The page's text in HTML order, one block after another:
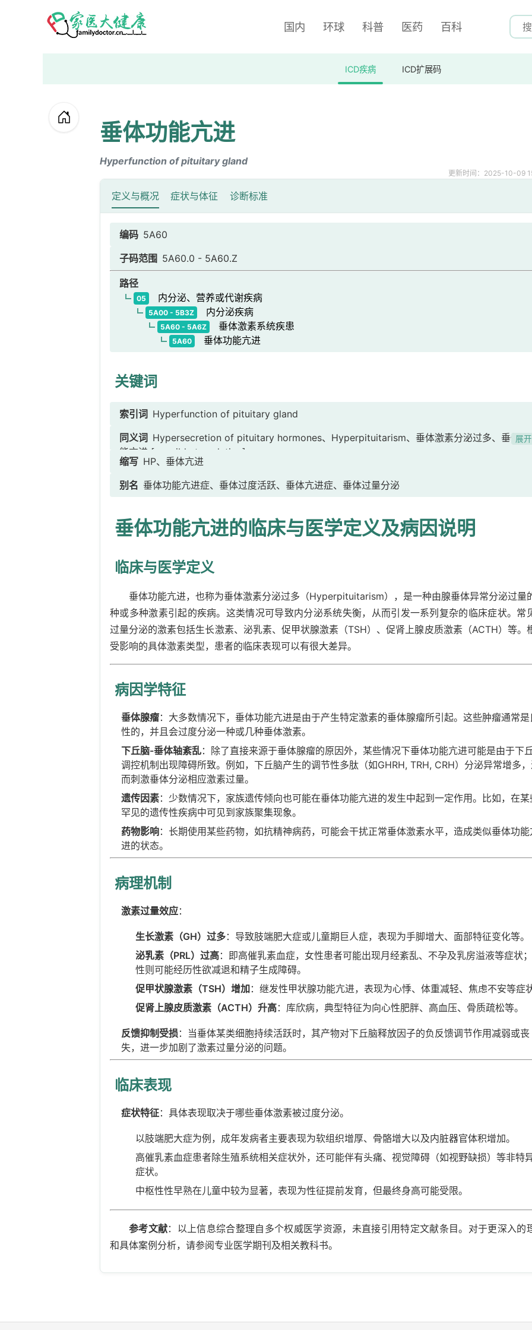
国内 环球 科普 医药 百科
ICD疾病 ICD扩展码
垂体功能亢进
Hyperfunction of pituitary gland
更新时间：2025-10-09
定义与概况 症状与体征 诊断标准
编码 5A60
子码范围 5A60.0 - 5A60.Z
路径
05 内分泌、营养或代谢疾病
5A00 - 5B3Z 内分泌疾病
5A60 - 5A6Z 垂体激素系统疾患
5A60 垂体功能亢进
关键词
索引词 Hyperfunction of pituitary gland
同义词 Hypersecretion of pituitary hormones、Hyperpituitarism、垂体激素分泌过多、垂体功
能亢进 [possible translation]
展开
缩写 HP、垂体亢进
别名 垂体功能亢进症、垂体过度活跃、垂体亢进症、垂体过量分泌
垂体功能亢进的临床与医学定义及病因说明
临床与医学定义
垂体功能亢进，也称为垂体激素分泌过多（Hyperpituitarism），是一种由腺垂体异常分泌过量
种或多种激素引起的疾病。这类情况可导致内分泌系统失衡，从而引发一系列复杂的临床症状。常
过量分泌的激素包括生长激素、泌乳素、促甲状腺激素（TSH）、促肾上腺皮质激素（ACTH）等。
受影响的具体激素类型，患者的临床表现可以有很大差异。
病因学特征
垂体腺瘤：大多数情况下，垂体功能亢进是由于产生特定激素的垂体腺瘤所引起。这些肿瘤通常是
性的，并且会过度分泌一种或几种垂体激素。
下丘脑-垂体轴紊乱：除了直接来源于垂体腺瘤的原因外，某些情况下垂体功能亢进可能是由于下
调控机制出现障碍所致。例如，下丘脑产生的调节性多肽（如GHRH, TRH, CRH）分泌异常增多
而刺激垂体分泌相应激素过量。
遗传因素：少数情况下，家族遗传倾向也可能在垂体功能亢进的发生中起到一定作用。比如，在某
罕见的遗传性疾病中可见到家族聚集现象。
药物影响：长期使用某些药物，如抗精神病药，可能会干扰正常垂体激素水平，造成类似垂体功能
进的状态。
病理机制
激素过量效应：
生长激素（GH）过多：导致肢端肥大症或儿童期巨人症，表现为手脚增大、面部特征变化等。
泌乳素（PRL）过高：即高催乳素血症，女性患者可能出现月经紊乱、不孕及乳房溢液等症状
性则可能经历性欲减退和精子生成障碍。
促甲状腺激素（TSH）增加：继发性甲状腺功能亢进，表现为心悸、体重减轻、焦虑不安等症状
促肾上腺皮质激素（ACTH）升高：库欣病，典型特征为向心性肥胖、高血压、骨质疏松等。
反馈抑制受损 ：当垂体某类细胞持续活跃时，其产物对下丘脑释放因子的负反馈调节作用减弱或丧
失，进一步加剧了激素过量分泌的问题。
临床表现
症状特征：具体表现取决于哪些垂体激素被过度分泌。
以肢端肥大症为例，成年发病者主要表现为软组织增厚、骨骼增大以及内脏器官体积增加。
高催乳素血症患者除生殖系统相关症状外，还可能伴有头痛、视觉障碍（如视野缺损）等非特
症状。
中枢性性早熟在儿童中较为显著，表现为性征提前发育，但最终身高可能受限。
参考文献：以上信息综合整理自多个权威医学资源，未直接引用特定文献条目。对于更深入的
和具体案例分析，请参阅专业医学期刊及相关教科书。